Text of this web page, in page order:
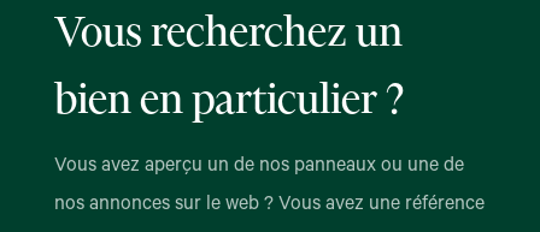
Vous recherchez un
bien en particulier ?
Vous avez aperçu un de nos panneaux ou une de
nos annonces sur le web ? Vous avez une référence